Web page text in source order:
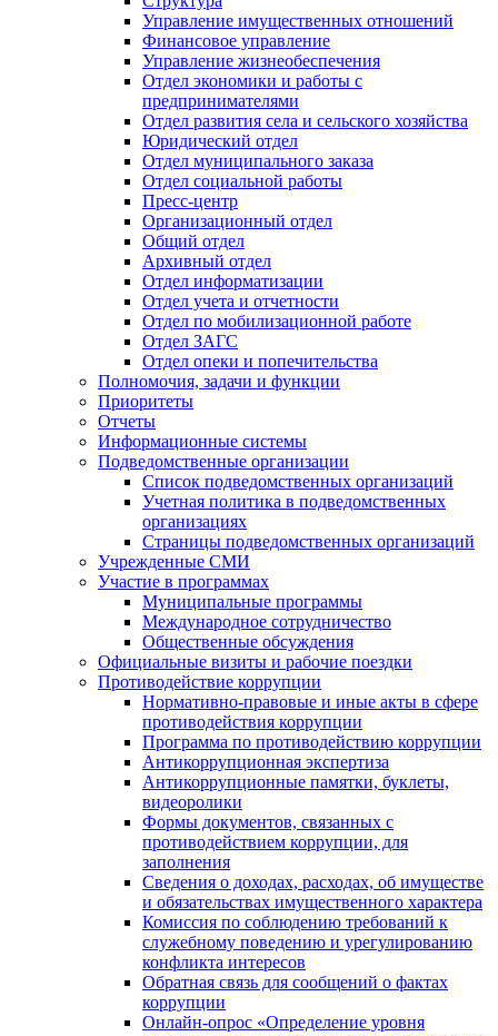
Управление имущественных отношений
Финансовое управление
Управление жизнеобеспечения
Отдел экономики и работы с
предпринимателями
Отдел развития села и сельского хозяйства
Юридический отдел
Отдел муниципального заказа
Отдел социальной работы
Пресс-центр
Организационный отдел
Общий отдел
Архивный отдел
Отдел информатизации
Отдел учета и отчетности
Отдел по мобилизационной работе
Отдел ЗАГС
Отдел опеки и попечительства
Полномочия, задачи и функции
Приоритеты
Отчеты
Информационные системы
Подведомственные организации
Список подведомственных организаций
Учетная политика в подведомственных
организациях
Страницы подведомственных организаций
Учрежденные СМИ
Участие в программах
Муниципальные программы
Международное сотрудничество
Общественные обсуждения
Официальные визиты и рабочие поездки
Противодействие коррупции
Нормативно-правовые и иные акты в сфере
противодействия коррупции
Программа по противодействию коррупции
Антикоррупционная экспертиза
Антикоррупционные памятки, буклеты,
видеоролики
Формы документов, связанных с
противодействием коррупции, для
заполнения
Сведения о доходах, расходах, об имуществе
и обязательствах имущественного характера
Комиссия по соблюдению требований к
служебному поведению и урегулированию
конфликта интересов
Обратная связь для сообщений о фактах
коррупции
Онлайн-опрос «Определение уровня